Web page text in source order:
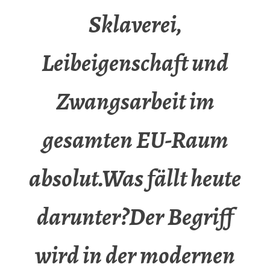
Sklaverei,
Leibeigenschaft und
Zwangsarbeit im
gesamten EU-Raum
absolut.Was fällt heute
darunter?Der Begriff
wird in der modernen